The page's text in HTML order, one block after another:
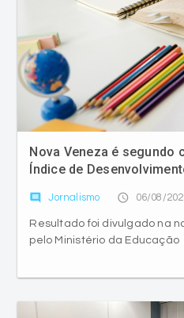
Nova Veneza é segundo
Índice de
comment Jornalismo access_time 06/08/
Resultado foi divulgado na
pelo Ministério da Educação